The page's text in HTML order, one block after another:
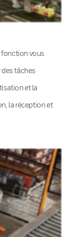
vous
tâches
et la
la réception et